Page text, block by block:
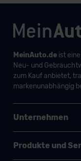
MeinAuto.deist eine
Neu- und
zum Kauf anbietet,
markenunabhängig
Unternehmen
Produkte und